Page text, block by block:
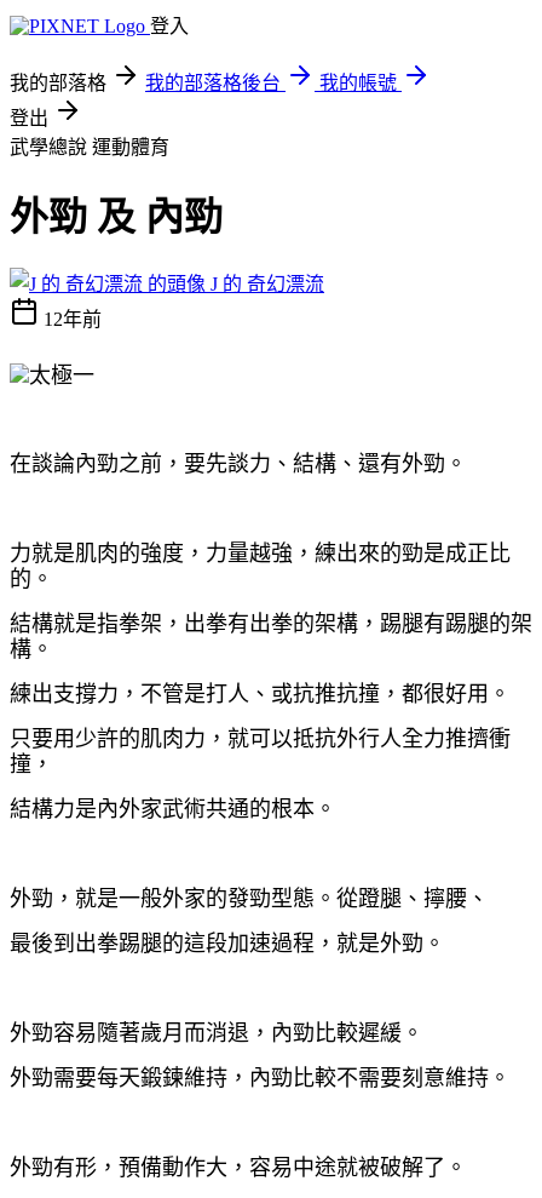
登入
我的部落格 我的部落格後台
我的帳號
登出
武學總說 運動體育
外勁 及 內勁
J 的 奇幻漂流
12年前
在談論內勁之前，要先談力、結構、還有外勁。
力就是肌肉的強度，力量越強，練出來的勁是成正比
的。
結構就是指拳架，出拳有出拳的架構，踢腿有踢腿的架
構。
練出支撐力，不管是打人、或抗推抗撞，都很好用。
只要用少許的肌肉力，就可以抵抗外行人全力推擠衝
撞，
結構力是內外家武術共通的根本。
外勁，就是一般外家的發勁型態。從蹬腿、擰腰、
最後到出拳踢腿的這段加速過程，就是外勁。
外勁容易隨著歲月而消退，內勁比較遲緩。
外勁需要每天鍛鍊維持，內勁比較不需要刻意維持。
外勁有形，預備動作大，容易中途就被破解了。